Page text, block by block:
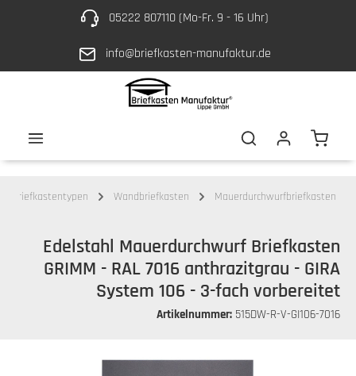
Zum Hauptinhalt springen05222 807110 (Mo-Fr. 9 - 16 Uhr)
info@briefkasten-manufaktur.de
Briefkastentypen Wandbriefkasten Mauerdurchwurfbriefkasten
Edelstahl Mauerdurchwurf Briefkasten
GRIMM - RAL 7016 anthrazitgrau - GIRA
System 106 - 3-fach vorbereitet
Artikelnummer: 515DW-R-V-GI106-7016
Bildergalerie überspringen